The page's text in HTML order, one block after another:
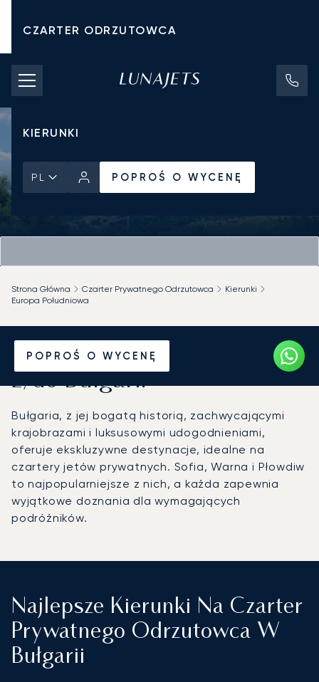
CZARTER ODRZUTOWCA
KOSZTY CZARTERU
PRYWATNE ODRZUTOWCE
KIERUNKI
PL POPROŚ O WYCENĘ
POPROŚ O WYCENĘ
Strona Główna Czarter Prywatnego Odrzutowca
Kierunki
Europa Południowa
Wynajmij jet prywatny
z/do Bułgarii
Bułgaria, z jej bogatą historią, zachwycającymi
krajobrazami i luksusowymi udogodnieniami,
oferuje ekskluzywne destynacje, idealne na
czartery jetów prywatnych. Sofia, Warna i Płowdiw
to najpopularniejsze z nich, a każda zapewnia
wyjątkowe doznania dla wymagających
podróżników.
Najlepsze Kierunki Na Czarter
Prywatnego Odrzutowca W
Bułgarii